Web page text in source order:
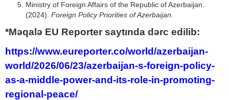
Ministry of Foreign Affairs of the Republic of Azerbaijan.
(2024). Foreign Policy Priorities of Azerbaijan
*Məqalə EU Reporter saytında dərc edilib:
https://www.eureporter.co/world/azerbaijan-
world/2026/06/23/azerbaijan-s-foreign-policy-
as-a-middle-power-and-its-role-in-promoting-
regional-peace/